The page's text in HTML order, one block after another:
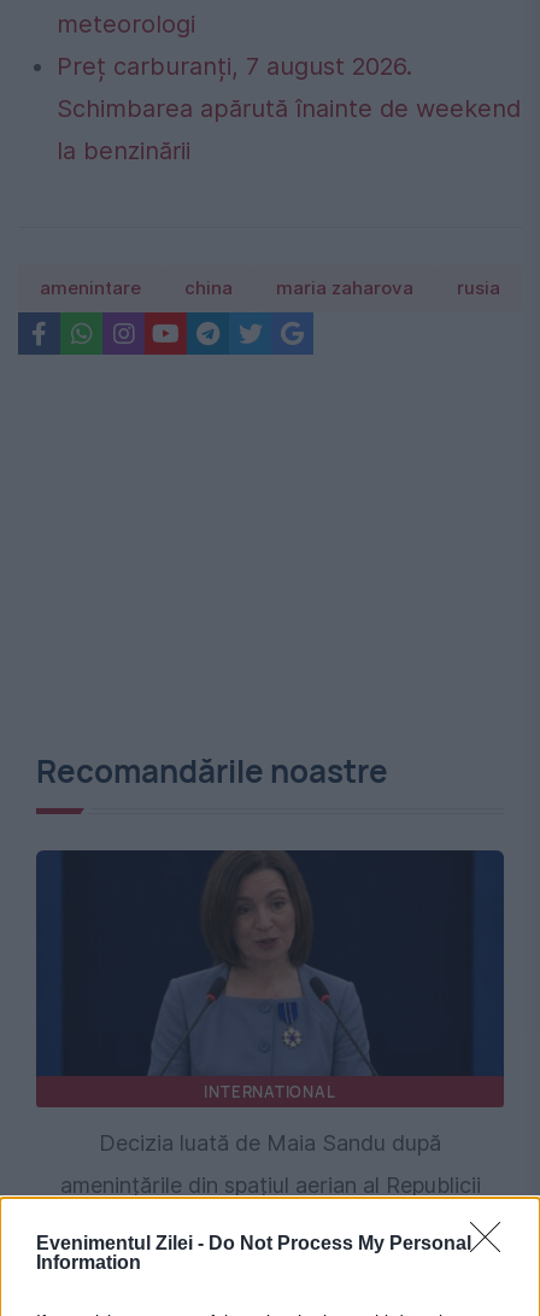
Evenimentul Zilei - Do Not Process My Personal
Information
meteorologi
Preț carburanți, 7 august 2026.
Schimbarea apărută înainte de weekend
la benzinării
amenintare china maria zaharova rusia
Recomandările noastre
INTERNATIONAL
Decizia luată de Maia Sandu după
amenințările din spațiul aerian al Republicii